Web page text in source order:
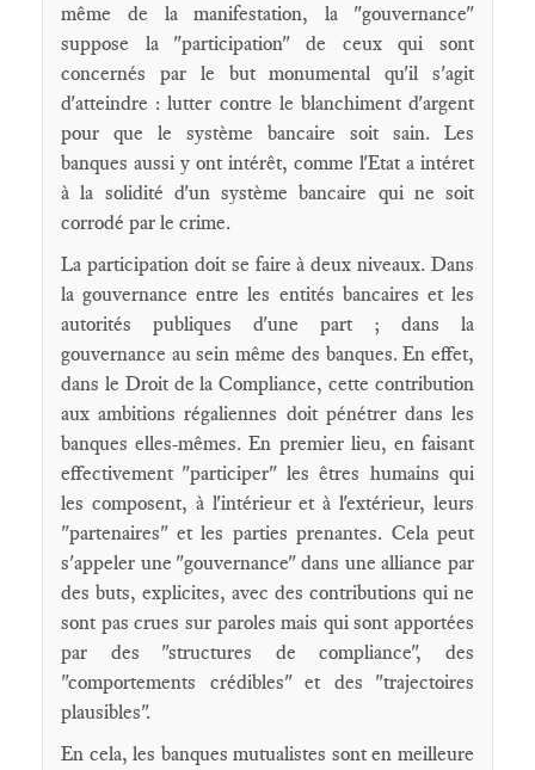
même de la manifestation, la "gouvernance"
suppose la "participation" de ceux qui sont
concernés par le but monumental qu'il s'agit
d'atteindre : lutter contre le blanchiment d'argent
pour que le système bancaire soit sain. Les
banques aussi y ont intérêt, comme l'Etat a intéret
à la solidité d'un système bancaire qui ne soit
corrodé par le crime.
La participation doit se faire à deux niveaux. Dans
la gouvernance entre les entités bancaires et les
autorités publiques d'une part ; dans la
gouvernance au sein même des banques. En effet,
dans le Droit de la Compliance, cette contribution
aux ambitions régaliennes doit pénétrer dans les
banques elles-mêmes. En premier lieu, en faisant
effectivement "participer" les êtres humains qui
les composent, à l'intérieur et à l'extérieur, leurs
"partenaires" et les parties prenantes. Cela peut
s'appeler une "gouvernance" dans une alliance par
des buts, explicites, avec des contributions qui ne
sont pas crues sur paroles mais qui sont apportées
par des "structures de compliance", des
"comportements crédibles" et des "trajectoires
plausibles".
En cela, les banques mutualistes sont en meilleure